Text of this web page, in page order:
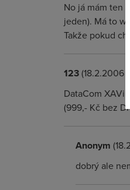
No já mám ten
jeden). Má to
Takže pokud
123(18.2.2006
DataCom XAVi
(999,- Kč bez
Anonym
dobrý ale